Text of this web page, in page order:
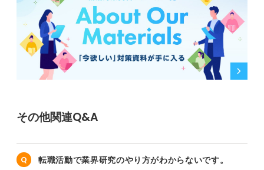
その他関連Q&A
転職活動で業界研究のやり方がわからないです。